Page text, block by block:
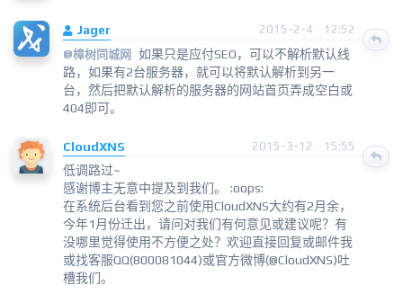
Jager
2015-2-4 · 12:52
@樟树同城网
如果只是应付SEO，可以不解析默认线
路，如果有2台服务器，就可以将默认解析到另一
台，然后把默认解析的服务器的网站首页弄成空白或
404即可。
CloudXNS 2015-3-12 · 15:55
低调路过~
感谢博主无意中提及到我们。 :oops:
在系统后台看到您之前使用CloudXNS大约有2月余，
今年1月份迁出，请问对我们有何意见或建议呢？有
没哪里觉得使用不方便之处？欢迎直接回复或邮件我
或找客服QQ(800081044)或官方微博(@CloudXNS)吐
槽我们。